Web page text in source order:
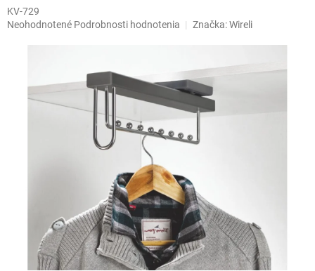
KV-729
Priemerné
Neohodnotené Podrobnosti hodnotenia Značka:Wireli